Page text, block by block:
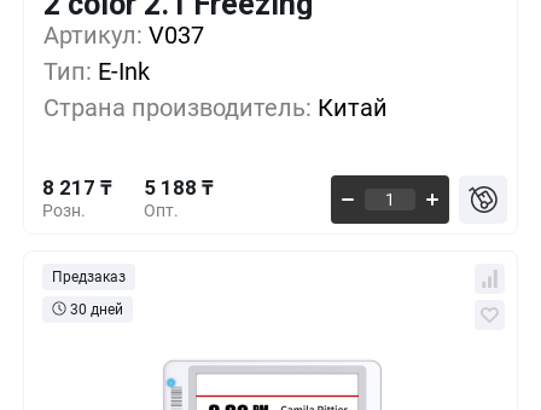
Артикул: V037
Тип: E-Ink
Страна производитель: Китай
Розн.
8 217 ₸
Опт.
5 188 ₸
1+ 0%
500+
1000+ -30%
Предзаказ
30 дней